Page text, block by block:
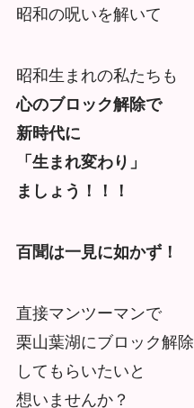
昭和の呪いを解いて
昭和生まれの私たちも
心のブロック解除で
新時代に
「生まれ変わり」
ましょう！！！
百聞は一見に如かず！
直接マンツーマンで
栗山葉湖にブロック解除
してもらいたいと
想いませんか？